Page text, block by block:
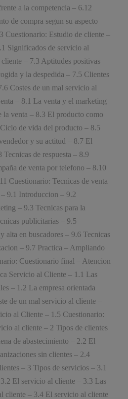
a la competencia – 6.12
de compra segun su aspecto
Cuestionario: Estudio de cliente –
Significados de servicio al
– 7.3 Aptitudes positivas
y la despedida – 7.5 Clientes
Costes de un mal servicio al
– 8.1 La venta y el marketing
venta – 8.3 El producto como
de vida del producto – 8.5
y su actitud – 8.7 El
de respuesta – 8.9
de venta por telefono – 8.10
Cuestionario: Tecnicas de venta
9.1 Introduccion – 9.2
– 9.3 Tecnicas para la
publicitarias – 9.5
alta en buscadores – 9.6 Tecnicas
– 9.7 Practica – Ampliando
Cuestionario final – Atencion
Servicio al Cliente – 1.1 Las
– 1.2 La empresa orientada
de un mal servicio al cliente –
al Cliente – 1.5 Cuestionario:
al cliente – 2 Tipos de clientes
de abastecimiento – 2.2 El
sin clientes – 2.4
– 3 Tipos de servicios – 3.1
El servicio al cliente – 3.3 Las
cliente – 3.4 El servicio al cliente